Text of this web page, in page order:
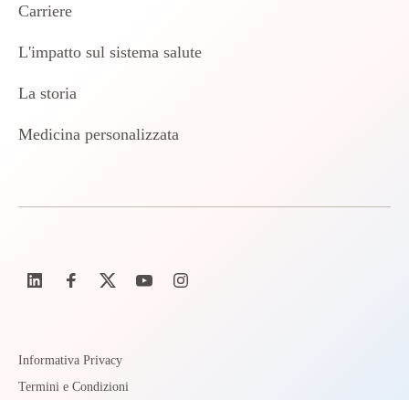
Carriere
L'impatto sul sistema salute
La storia
Medicina personalizzata
Informativa Privacy
Termini e Condizioni